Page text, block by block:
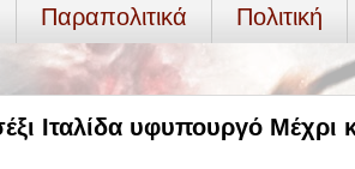
Παραπολιτικά Πολιτική
Ιταλίδα υφυπουργό Μέχρι